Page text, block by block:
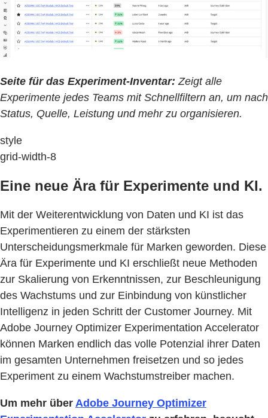
Seite für das Experiment-Inventar: Zeigt alle
Experimente jedes Teams mit Schnellfiltern an, um nach
Status, Quelle, Leistung und mehr zu organisieren.
style
grid-width-8
Eine neue Ära für Experimente und KI.
Mit der Weiterentwicklung von Daten und KI ist das
Experimentieren zu einem der stärksten
Unterscheidungsmerkmale für Marken geworden. Diese
Ära für Experimente und KI erschließt neue Methoden
zur Skalierung von Erkenntnissen, zur Beschleunigung
des Wachstums und zur Einbindung von künstlicher
Intelligenz in jeden Schritt der Customer Journey. Mit
Adobe Journey Optimizer Experimentation Accelerator
können Marken endlich das volle Potenzial ihrer Daten
im gesamten Unternehmen freisetzen und so jedes
Experiment zu einem Wachstumstreiber machen.
Um mehr über Adobe Journey Optimizer